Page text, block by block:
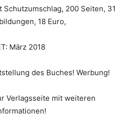
200 Seiten, 31
18 Euro,
März 2018
des Buches! Werbung!
Verlagsseite mit weiteren